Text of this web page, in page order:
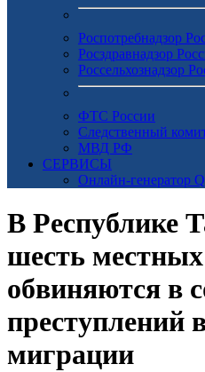
Роспотребнадзор
Росздравнадзор
Россельхознадзор
ФТС России
Следственный
МВД РФ
СЕРВИСЫ
Онлайн-генератор
В Республике
шесть
обвиняются в
преступлений
миграции